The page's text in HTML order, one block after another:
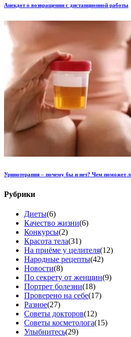
Анекдот о возвращении с дистанционной работы
Уринотерапия – почему бы и нет? Чем поможет
Рубрики
Диеты(6)
Качество жизни(6)
Конкурсы(2)
Красота тела(31)
На приёме у целителя(12)
Народные рецепты(42)
Новости(8)
По секрету от женщин(9)
Портрет болезни(18)
Проверено на себе(17)
Разное(27)
Советы докторов(12)
Советы косметолога(15)
Улыбнитесь(29)